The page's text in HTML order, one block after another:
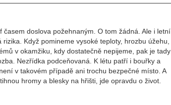
časem doslova požehnaným. O tom žádná. Ale i letní
rizika. Když pomineme vysoké teploty, hrozbu úžehu,
v okamžiku, kdy dostatečně nepijeme, pak je tady
Nezřídka podceňovaná. K létu patří i bouřky a
v takovém případě ani trochu bezpečné místo. A
hromy a blesky na hřišti, jde opravdu o život.